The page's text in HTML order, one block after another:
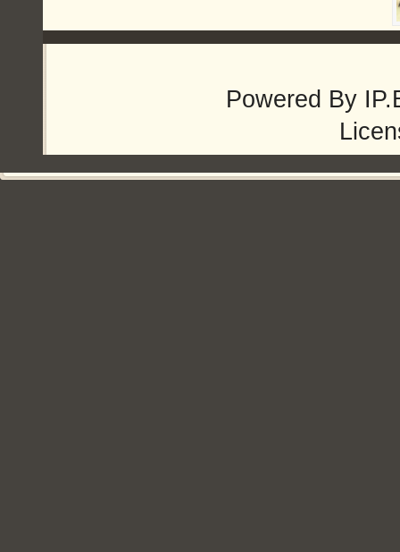
Powered By